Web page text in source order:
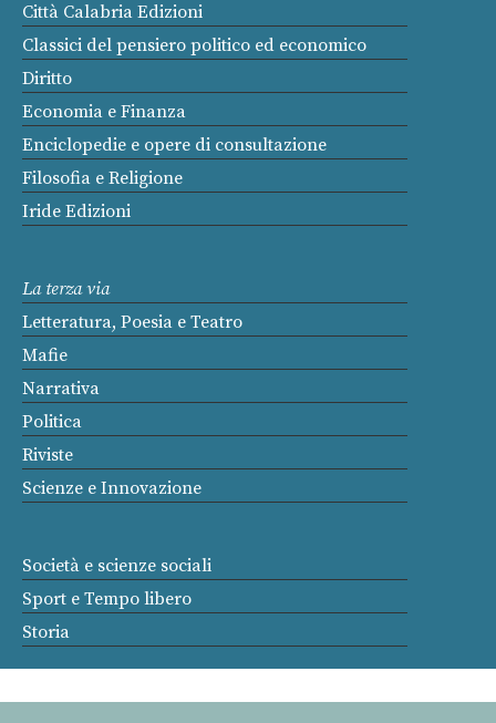
Città Calabria Edizioni
Classici del pensiero politico ed economico
Diritto
Economia e Finanza
Enciclopedie e opere di consultazione
Filosofia e Religione
Iride Edizioni
La terza via
Letteratura, Poesia e Teatro
Mafie
Narrativa
Politica
Riviste
Scienze e Innovazione
Società e scienze sociali
Sport e Tempo libero
Storia